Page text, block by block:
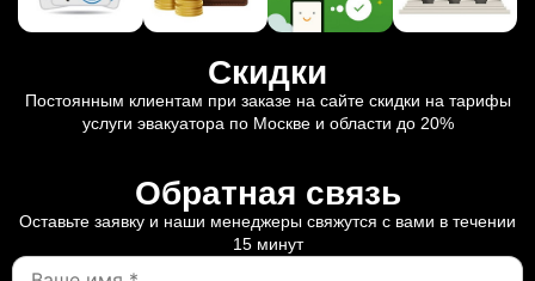
Скидки
Постоянным клиентам при заказе на сайте скидки на тарифы
услуги эвакуатора по Москве и области до 20%
Обратная связь
Оставьте заявку и наши менеджеры свяжутся с вами в течении
15 минут